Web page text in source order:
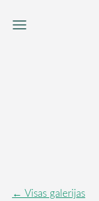
Visas galerijas